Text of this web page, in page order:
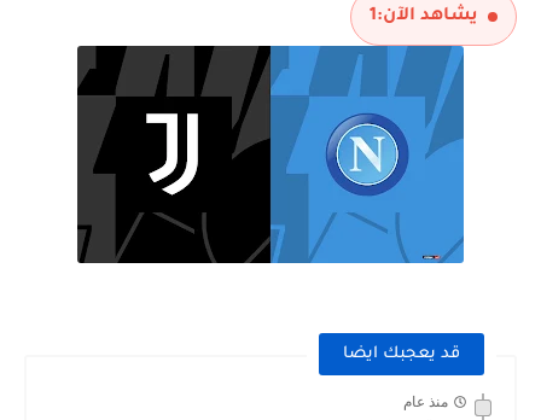
يشاهد الآن:1
قد يعجبك ايضا
منذ عام